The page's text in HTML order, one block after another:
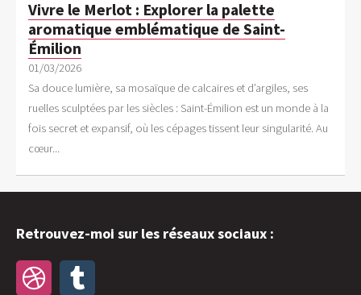
Vivre le Merlot : Explorer la palette
aromatique emblématique de Saint-
Émilion
01/03/2026
Sa douce lumière, sa mosaïque de calcaires et d’argiles, ses
ruelles sculptées par les siècles : Saint-Émilion est un monde à la
fois secret et expansif, où les cépages tissent leur singularité. Au
cœur...
Retrouvez-moi sur les réseaux sociaux :